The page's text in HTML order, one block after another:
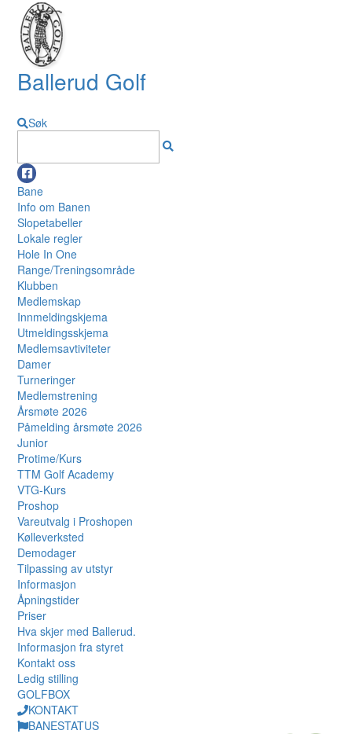
Ballerud Golf
Søk
Bane
Info om Banen
Slopetabeller
Lokale regler
Hole In One
Range/Treningsområde
Klubben
Medlemskap
Innmeldingskjema
Utmeldingsskjema
Medlemsavtiviteter
Damer
Turneringer
Medlemstrening
Årsmøte 2026
Påmelding årsmøte 2026
Junior
Protime/Kurs
TTM Golf Academy
VTG-Kurs
Proshop
Vareutvalg i Proshopen
Kølleverksted
Demodager
Tilpassing av utstyr
Informasjon
Åpningstider
Priser
Hva skjer med Ballerud.
Informasjon fra styret
Kontakt oss
Ledig stilling
GOLFBOX
KONTAKT
BANESTATUS